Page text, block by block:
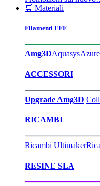
🛒 Materiali
Filamenti FFF
Amg3DAquasys
ACCESSORI
Upgrade Amg3D
RICAMBI
Ricambi Ultimaker
RESINE SLA